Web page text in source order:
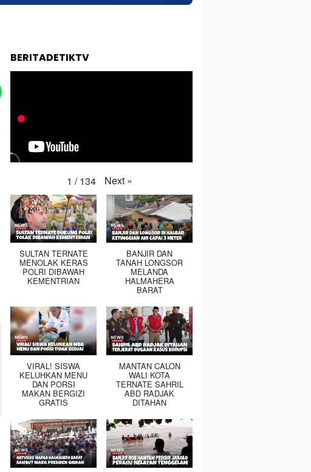
BERITADETIKTV
1 / 134 Next »
SULTAN TERNATE
MENOLAK KERAS
POLRI DIBAWAH
KEMENTRIAN
BANJIR DAN
TANAH LONGSOR
MELANDA
HALMAHERA
BARAT
VIRAL! SISWA
KELUHKAN MENU
DAN PORSI
MAKAN BERGIZI
GRATIS
MANTAN CALON
WALI KOTA
TERNATE SAHRIL
ABD RADJAK
DITAHAN